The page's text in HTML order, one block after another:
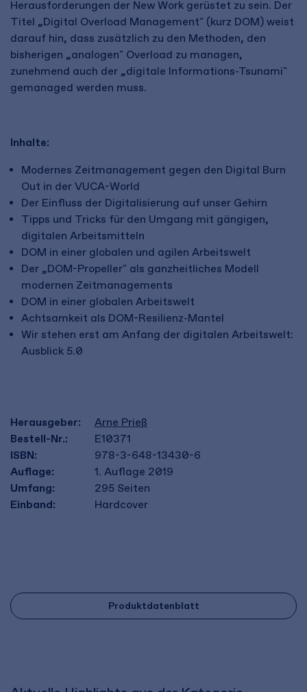
Herausforderungen der New Work gerüstet zu sein. Der
Titel „Digital Overload Management" (kurz DOM) weist
darauf hin, dass zusätzlich zu den Methoden, den
bisherigen „analogen" Overload zu managen,
zunehmend auch der „digitale Informations-Tsunami"
gemanaged werden muss.
Inhalte:
Modernes Zeitmanagement gegen den Digital Burn
Out in der VUCA-World
Der Einfluss der Digitalisierung auf unser Gehirn
Tipps und Tricks für den Umgang mit gängigen,
digitalen Arbeitsmitteln
DOM in einer globalen und agilen Arbeitswelt
Der „DOM-Propeller" als ganzheitliches Modell
modernen Zeitmanagements
DOM in einer globalen Arbeitswelt
Achtsamkeit als DOM-Resilienz-Mantel
Wir stehen erst am Anfang der digitalen Arbeitswelt:
Ausblick 5.0
Herausgeber:
Arne Prieß
Bestell-Nr.:
E10371
ISBN:
978-3-648-13430-6
Auflage:
1. Auflage 2019
Umfang:
295 Seiten
Einband:
Hardcover
Produktdatenblatt